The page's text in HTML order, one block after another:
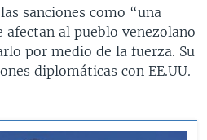
sanciones como “una
afectan al pueblo venezolano
por medio de la fuerza. Su
diplomáticas con EE.UU.